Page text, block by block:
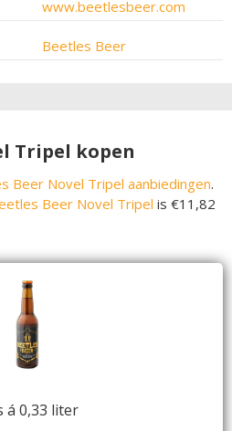
www.beetlesbeer.com
Beetles Beer
Tripel kopen
Beer Novel Tripel aanbiedingen.
Beer Novel Tripel is €11,82
á 0,33 liter